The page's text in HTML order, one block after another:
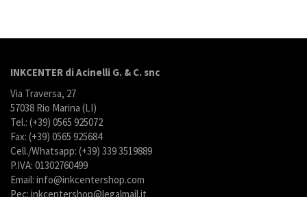
INKCENTER di Acinelli G. & C. snc
Via Traversa, 27
57038 Rio Marina (LI)
Tel.: (+39) 0565 925072
Fax: (+39) 0565 925684
Cell./Whatsapp: (+39) 339 3519889
P.IVA: 01302760499
Email: info@inkcentershop.com
Pec: inkcentershop@legalmail.it